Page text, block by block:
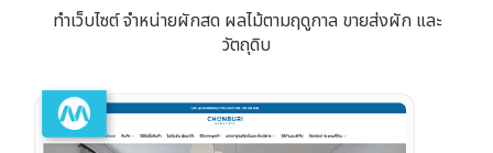
ทำเว็บไซต์ จำหน่ายผักสด ผลไม้ตามฤดูกาล ขายส่งผัก และ
วัตถุดิบ